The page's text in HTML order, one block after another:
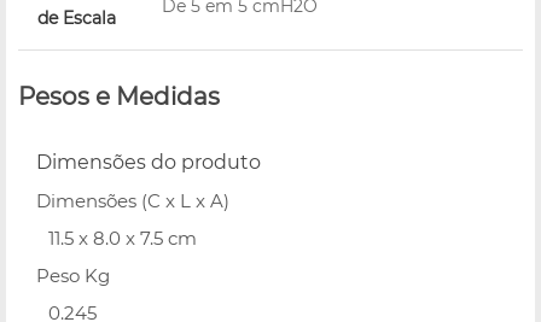
de Escala
De 5 em 5 cmH2O
Pesos e Medidas
Dimensões do produto
Dimensões (C x L x A)
11.5 x 8.0 x 7.5 cm
Peso Kg
0.245